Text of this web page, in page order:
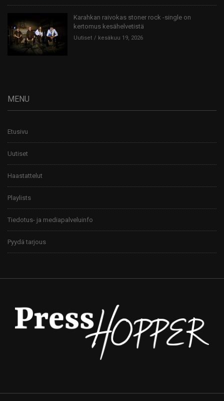
Karahkan raivokas stoner rock -single on
kertomus kesähelvetistä
Uutiset kesäkuu 19, 2026
MENU
Etusivu
Uutiset
Haastattelut
Playlists
Tiedotus- ja mediapalveluinfo
Pyydä tarjous